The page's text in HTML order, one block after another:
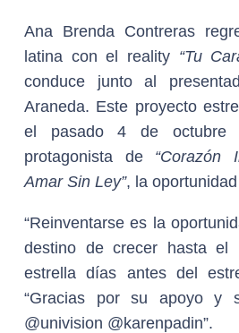
Ana Brenda Contreras
latina con el reality “Tu
conduce junto al
Araneda. Este proyecto
el pasado 4 de octubre
protagonista de “Corazón
Amar Sin Ley”, la
“Reinventarse es la
destino de crecer hasta el
estrella días antes del
“Gracias por su apoyo y
@univision @karenpadin”.